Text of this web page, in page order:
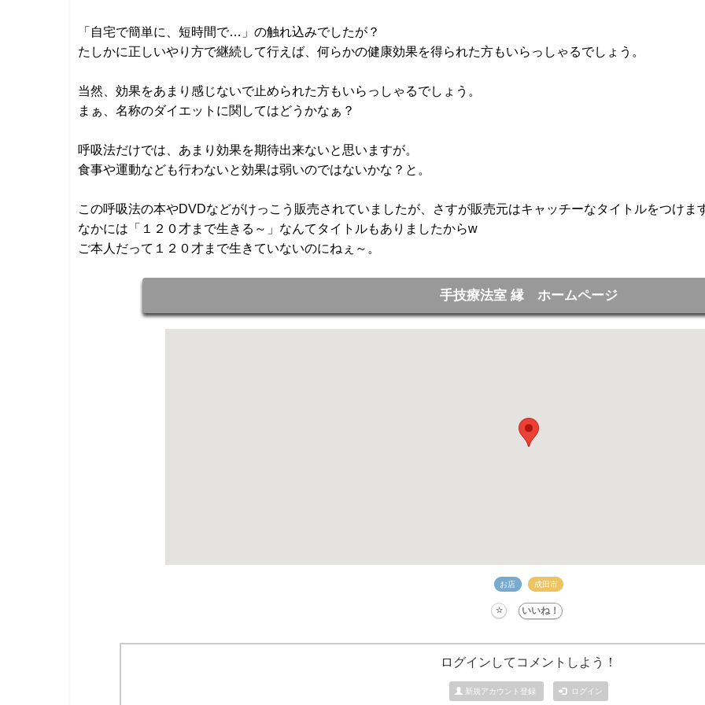
「自宅で簡単に、短時間で…」の触れ込みでしたが？
たしかに正しいやり方で継続して行えば、何らかの健康効果を得られた方もいらっしゃるでしょう。
当然、効果をあまり感じないで止められた方もいらっしゃるでしょう。
まぁ、名称のダイエットに関してはどうかなぁ？
呼吸法だけでは、あまり効果を期待出来ないと思いますが。
食事や運動なども行わないと効果は弱いのではないかな？と。
この呼吸法の本やDVDなどがけっこう販売されていましたが、さすが販売元はキャッチーなタイトルをつけま
なかには「１２０才まで生きる～」なんてタイトルもありましたからw
ご本人だって１２０才まで生きていないのにねぇ～。
手技療法室 縁 ホームページ
お店 成田市
ログインしてコメントしよう！
新規アカウント登録 ログイン